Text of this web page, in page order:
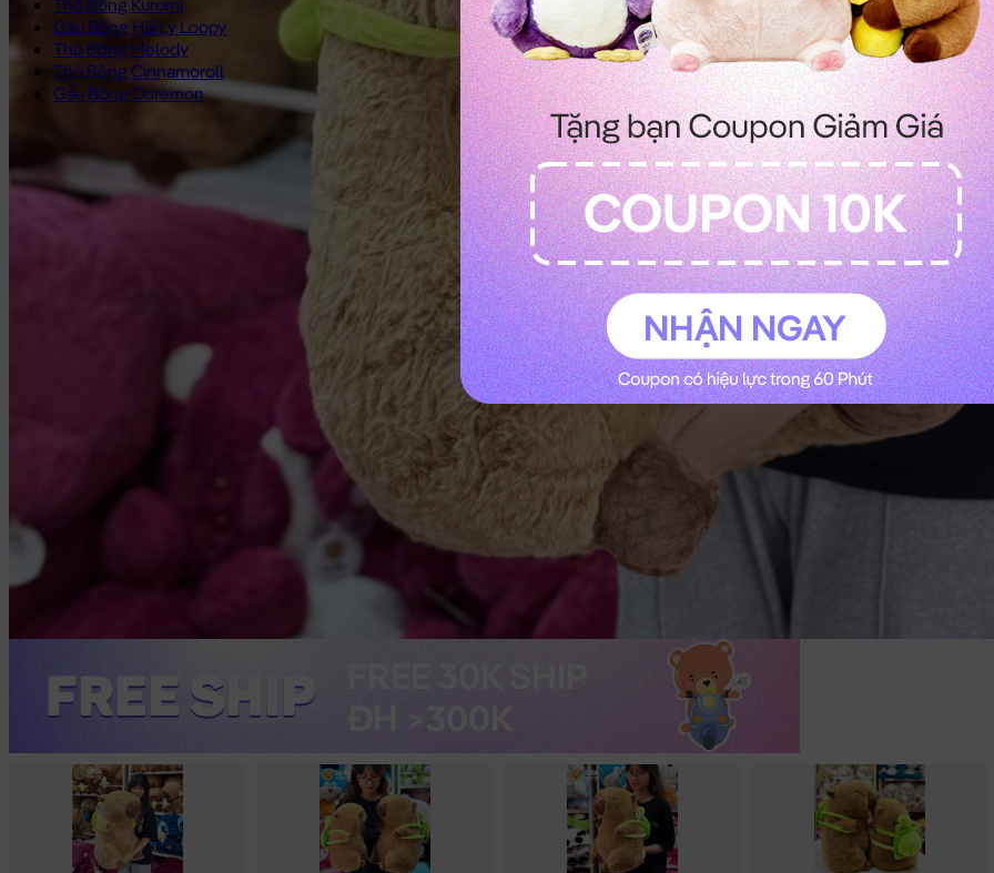
Thỏ Bông Kuromi
Gấu Bông Hải Ly Loopy
Thỏ Bông Melody
Thỏ Bông Cinnamoroll
Gấu Bông Doremon